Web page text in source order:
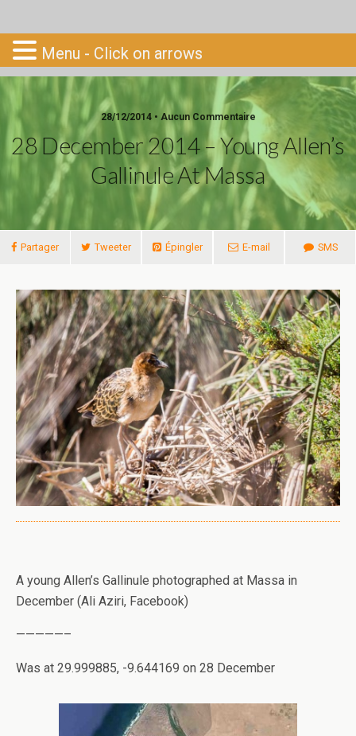
Go-South
28/12/2014 • Aucun Commentaire
28 December 2014 – Young Allen’s
Gallinule At Massa
Partager Tweeter Épingler E-mail SMS
A young Allen’s Gallinule photographed at Massa in
December (Ali Aziri, Facebook)
—————–
Was at 29.999885, -9.644169 on 28 December
Menu - Click on arrows